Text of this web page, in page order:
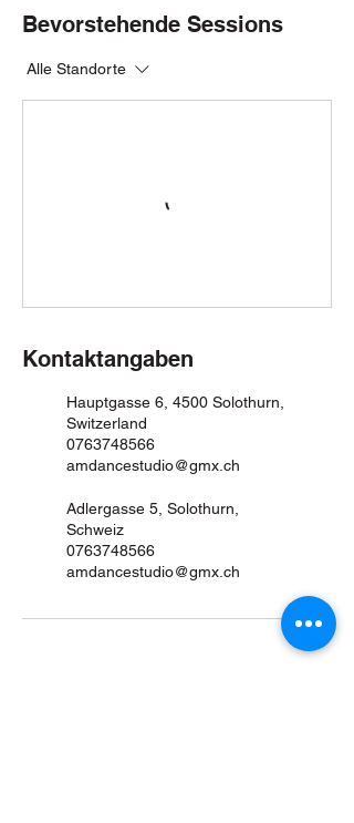
Bevorstehende Sessions
Alle Standorte
Kontaktangaben
Hauptgasse 6, 4500 Solothurn,
Switzerland
0763748566
amdancestudio@gmx.ch
Adlergasse 5, Solothurn,
Schweiz
0763748566
amdancestudio@gmx.ch